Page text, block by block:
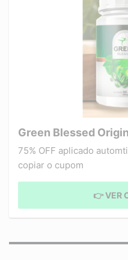
Green Blessed
75% OFF aplicado
copiar o cupom
👉 VER